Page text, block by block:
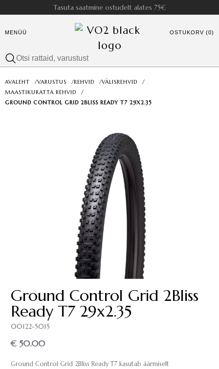
Tasuta saatmine ostudelt alates 75€
MENÜÜ OSTUKORV (0)
AVALEHT /VARUSTUS /REHVID /VÄLISREHVID
/
MAASTIKURATTA REHVID
/
GROUND CONTROL GRID 2BLISS READY T7 29X2.35
Ground Control Grid 2Bliss
Ready T7 29x2.35
00122-5015
€ 50.00
Ground Control Grid 2Bliss Ready T7 kasutab äärmiselt